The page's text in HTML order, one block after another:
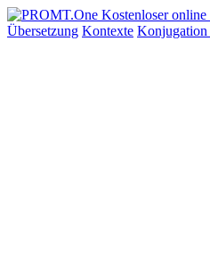
Übersetzung Kontexte Konjugation